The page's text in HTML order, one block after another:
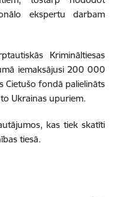
ekspertu darbam
Krimināltiesas
iemaksājusi 200 000
Cietušo fondā palielināts
Ukrainas upuriem.
kas tiek skatīti
tiesā.